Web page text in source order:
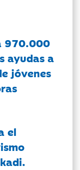
970.000
ayudas a
jóvenes
el